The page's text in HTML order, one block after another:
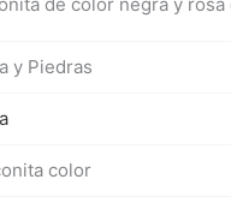
de color negra y rosa
y Piedras
color